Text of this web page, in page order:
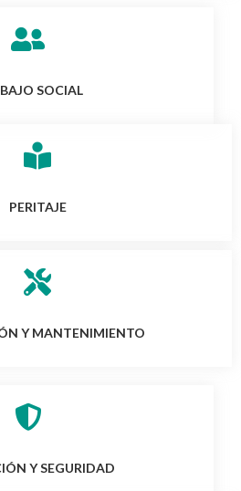
SOCIAL
PERITAJE
Y MANTENIMIENTO
Y SEGURIDAD